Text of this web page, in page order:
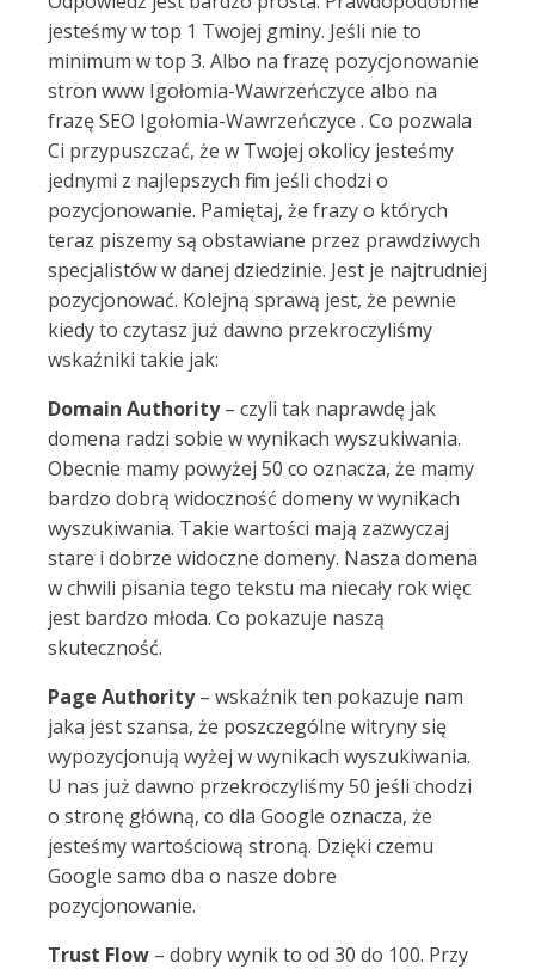
jesteśmy w top 1 Twojej gminy. Jeśli nie to
minimum w top 3. Albo na frazę pozycjonowanie
stron www Igołomia-Wawrzeńczyce albo na
frazę SEO Igołomia-Wawrzeńczyce . Co pozwala
Ci przypuszczać, że w Twojej okolicy jesteśmy
jednymi z najlepszych firm jeśli chodzi o
pozycjonowanie. Pamiętaj, że frazy o których
teraz piszemy są obstawiane przez prawdziwych
specjalistów w danej dziedzinie. Jest je najtrudniej
pozycjonować. Kolejną sprawą jest, że pewnie
kiedy to czytasz już dawno przekroczyliśmy
wskaźniki takie jak:
Domain Authority– czyli tak naprawdę jak
domena radzi sobie w wynikach wyszukiwania.
Obecnie mamy powyżej 50 co oznacza, że mamy
bardzo dobrą widoczność domeny w wynikach
wyszukiwania. Takie wartości mają zazwyczaj
stare i dobrze widoczne domeny. Nasza domena
w chwili pisania tego tekstu ma niecały rok więc
jest bardzo młoda. Co pokazuje naszą
skuteczność.
Page Authority– wskaźnik ten pokazuje nam
jaka jest szansa, że poszczególne witryny się
wypozycjonują wyżej w wynikach wyszukiwania.
U nas już dawno przekroczyliśmy 50 jeśli chodzi
o stronę główną, co dla Google oznacza, że
jesteśmy wartościową stroną. Dzięki czemu
Google samo dba o nasze dobre
pozycjonowanie.
Trust Flow – dobry wynik to od 30 do 100. Przy